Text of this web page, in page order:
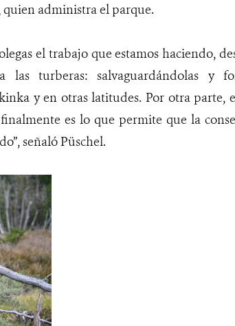
quien administra el parque.
el trabajo que estamos haciendo,
turberas: salvaguardándolas y
y en otras latitudes. Por otra parte,
es lo que permite que la
señaló Püschel.